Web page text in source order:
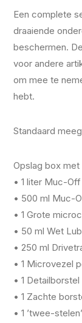
Een complete
draaiende
beschermen.
voor andere
om mee te
hebt.
Standaard
Opslag box met
• 1 liter Muc-
• 500 ml Muc-
• 1 Grote
• 50 ml Wet
• 250 ml
• 1 Microvezel
• 1 Detailborstel
• 1 Zachte
• 1 ’twee-